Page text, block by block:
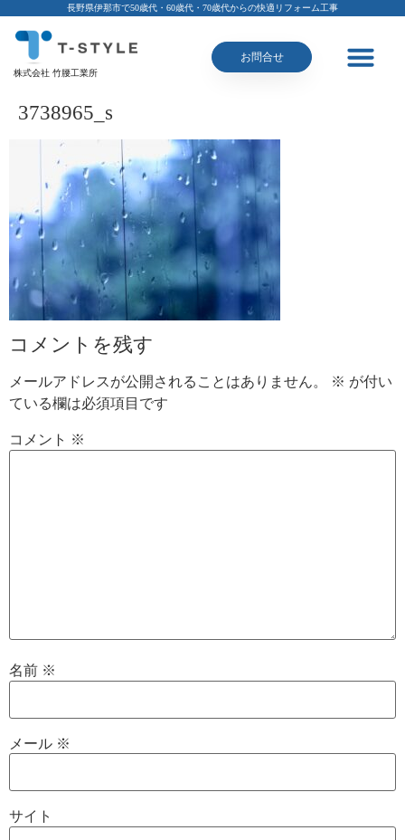
長野県伊那市で50歳代・60歳代・70歳代からの快適リフォーム工事
株式会社 竹腰工業所
お問合せ
3738965_s
コメントを残す
メールアドレスが公開されることはありません。 ※ が付い
ている欄は必須項目です
コメント ※
名前 ※
メール ※
サイト